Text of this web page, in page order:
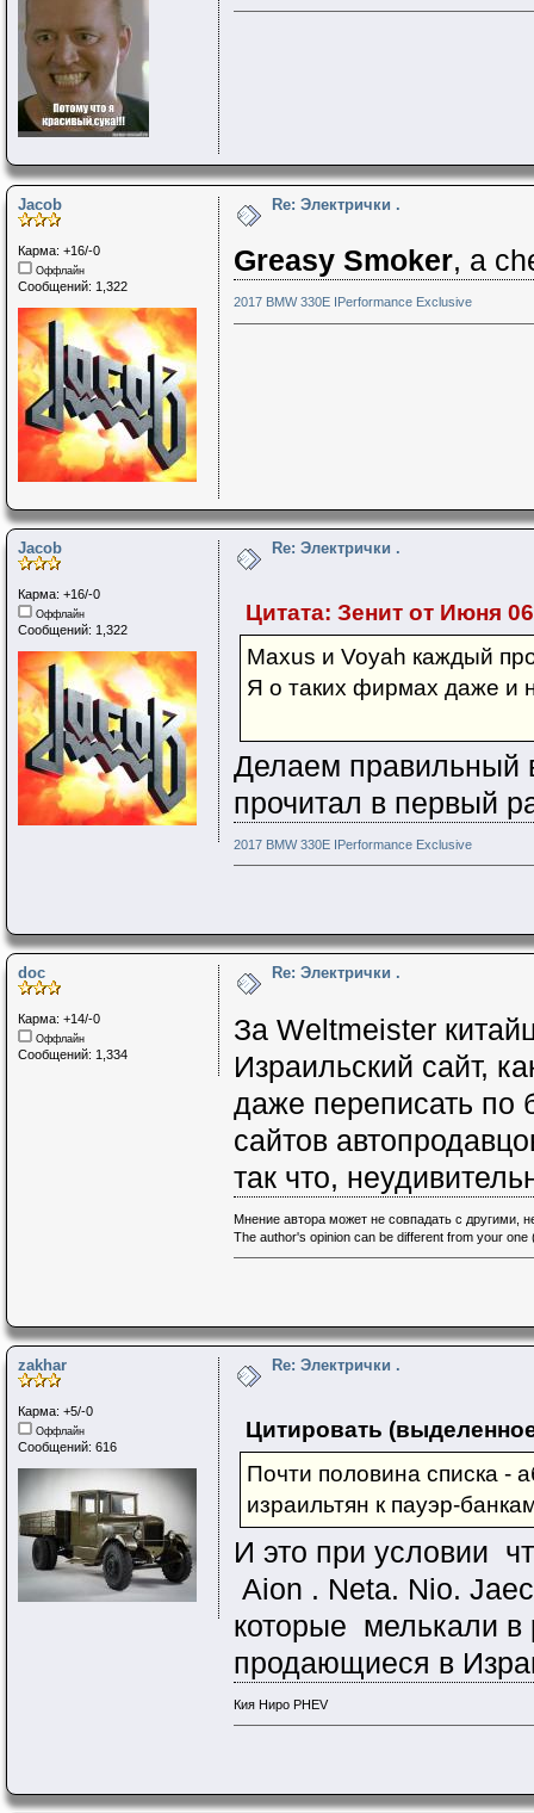
Jacob
Карма: +16/-0
Оффлайн
Сообщений: 1,322
Re: Электрички .
Greasy Smoker, а
2017 BMW 330E IPerformance Exclusive
Jacob
Карма: +16/-0
Оффлайн
Сообщений: 1,322
Re: Электрички .
Цитата: Зенит от Июня
Maxus и Voyah каждый
Я о таких фирмах даже
Делаем правильный
прочитал в первый
2017 BMW 330E IPerformance Exclusive
doc
Карма: +14/-0
Оффлайн
Сообщений: 1,334
Re: Электрички .
За Weltmeister
Израильский сайт,
даже переписать по
сайтов
так что,
Мнение автора может не совпадать с другими,
The author's opinion can be different from your
zakhar
Карма: +5/-0
Оффлайн
Сообщений: 616
Re: Электрички .
Цитировать
Почти половина списка -
израильтян к пауэр-
И это при условии
Aion . Neta. Nio.
которые мелькали
продающиеся в
Кия Ниро PHEV